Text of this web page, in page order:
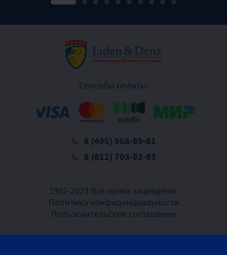
Способы оплаты:
8 (495) 968-89-81
8 (812) 703-82-93
1992-2023 Все права защищены.
Политика конфиденциальности
Пользовательское соглашение